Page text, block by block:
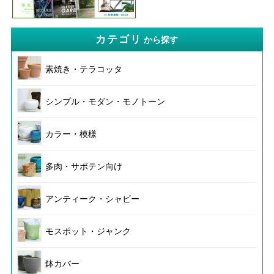
カテゴリ から探す
素焼き・テラコッタ
シンプル・モダン・モノトーン
カラー・模様
多肉・サボテン向け
アンティーク・シャビー
モスポット・ジャンク
鉢カバー